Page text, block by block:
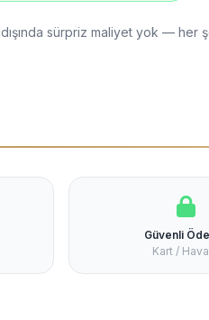
dışında sürpriz maliyet yok — her
Güvenli
Kart /